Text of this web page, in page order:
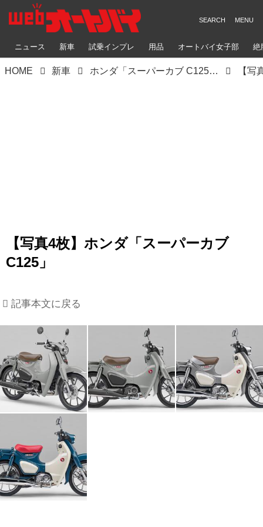
ニュース 新車 試乗インプレ 用品 オートバイ女子部 絶
HOME 新車 ホンダ「スーパーカブ C125」【サクッと読める！2026年モデル国産車図鑑】
【写真4枚】ホンダ「スーパーカブ
C125」
記事本文に戻る